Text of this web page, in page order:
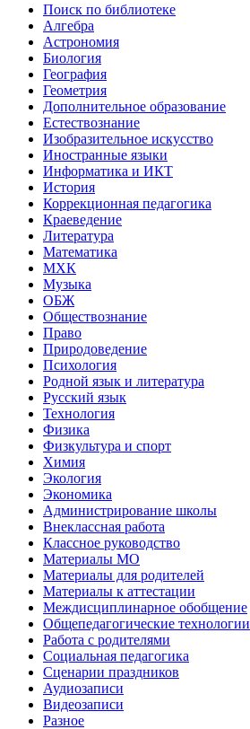
Поиск по библиотеке
Алгебра
Астрономия
Биология
География
Геометрия
Дополнительное образование
Естествознание
Изобразительное искусство
Иностранные языки
Информатика и ИКТ
История
Коррекционная педагогика
Краеведение
Литература
Математика
МХК
Музыка
ОБЖ
Обществознание
Право
Природоведение
Психология
Родной язык и литература
Русский язык
Технология
Физика
Физкультура и спорт
Химия
Экология
Экономика
Администрирование школы
Внеклассная работа
Классное руководство
Материалы МО
Материалы для родителей
Материалы к аттестации
Междисциплинарное обобщение
Общепедагогические технологии
Работа с родителями
Социальная педагогика
Сценарии праздников
Аудиозаписи
Видеозаписи
Разное